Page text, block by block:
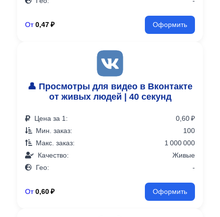
От 0,47 ₽ Оформить
👤 Просмотры для видео в Вконтакте
от живых людей | 40 секунд
Цена за 1:
0,60 ₽
Мин. заказ:
100
Макс. заказ:
1 000 000
Качество:
Живые
Гео:
-
От 0,60 ₽ Оформить